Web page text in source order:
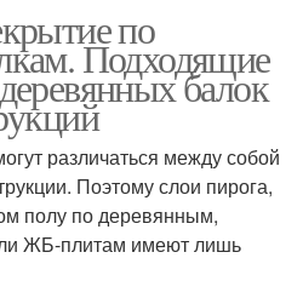
по
Подходящие
балок
различаться между собой
Поэтому слои пирога,
полу по деревянным,
ЖБ-плитам имеют лишь